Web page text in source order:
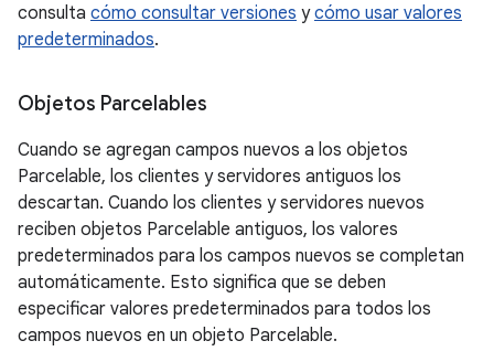
consulta cómo consultar versiones ycómo usar valores
predeterminados.
Objetos Parcelables
Cuando se agregan campos nuevos a los objetos
Parcelable, los clientes y servidores antiguos los
descartan. Cuando los clientes y servidores nuevos
reciben objetos Parcelable antiguos, los valores
predeterminados para los campos nuevos se completan
automáticamente. Esto significa que se deben
especificar valores predeterminados para todos los
campos nuevos en un objeto Parcelable.